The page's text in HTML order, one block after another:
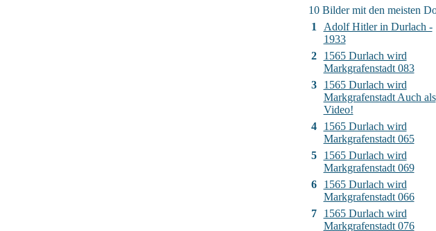
10 Bilder mit den meisten
1
Adolf Hitler in Durlach -
1933
2
1565 Durlach wird
Markgrafenstadt 083
3
1565 Durlach wird
Markgrafenstadt Auch als
Video!
4
1565 Durlach wird
Markgrafenstadt 065
5
1565 Durlach wird
Markgrafenstadt 069
6
1565 Durlach wird
Markgrafenstadt 066
7
1565 Durlach wird
Markgrafenstadt 076